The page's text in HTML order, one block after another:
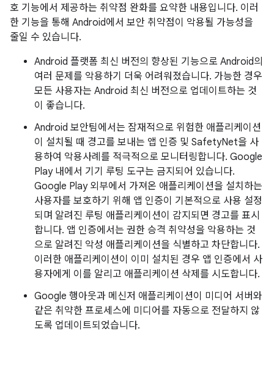
호 기능에서 제공하는 취약점 완화를 요약한 내용입니다. 이러
한 기능을 통해 Android에서 보안 취약점이 악용될 가능성을
줄일 수 있습니다.
Android 플랫폼 최신 버전의 향상된 기능으로 Android의
여러 문제를 악용하기 더욱 어려워졌습니다. 가능한 경우
모든 사용자는 Android 최신 버전으로 업데이트하는 것
이 좋습니다.
Android 보안팀에서는 잠재적으로 위험한 애플리케이션
이 설치될 때 경고를 보내는 앱 인증 및 SafetyNet을 사
용하여 악용사례를 적극적으로 모니터링합니다. Google
Play 내에서 기기 루팅 도구는 금지되어 있습니다.
Google Play 외부에서 가져온 애플리케이션을 설치하는
사용자를 보호하기 위해 앱 인증이 기본적으로 사용 설정
되며 알려진 루팅 애플리케이션이 감지되면 경고를 표시
합니다. 앱 인증에서는 권한 승격 취약성을 악용하는 것
으로 알려진 악성 애플리케이션을 식별하고 차단합니다.
이러한 애플리케이션이 이미 설치된 경우 앱 인증에서 사
용자에게 이를 알리고 애플리케이션 삭제를 시도합니다.
Google 행아웃과 메신저 애플리케이션이 미디어 서버와
같은 취약한 프로세스에 미디어를 자동으로 전달하지 않
도록 업데이트되었습니다.